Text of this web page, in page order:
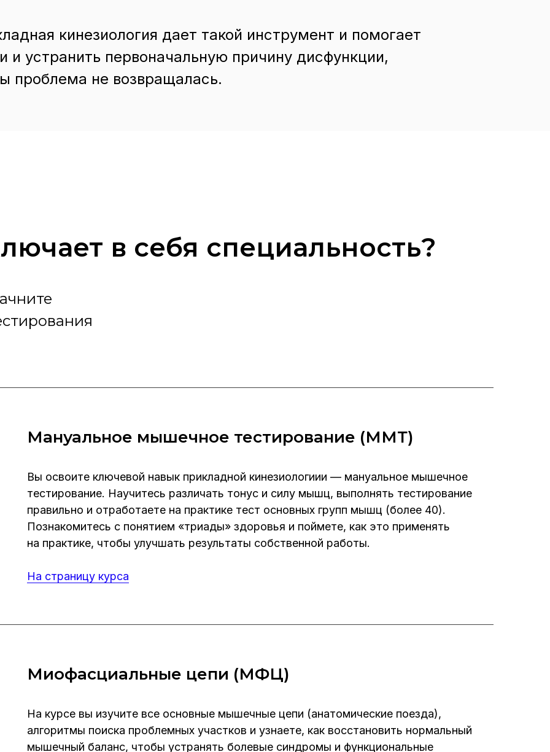
кинезиология дает такой инструмент и помогает
и устранить первоначальную причину дисфункции,
проблема не возвращалась.
в себя специальность?
Мануальное мышечное тестирование (ММТ)
Вы освоите ключевой навык прикладной кинезиологиии — мануальное мышечное
тестирование. Научитесь различать тонус и силу мышц, выполнять тестирование
правильно и отработаете на практике тест основных групп мышц (более 40).
Познакомитесь с понятием «триады» здоровья и поймете, как это применять
на практике, чтобы улучшать результаты собственной работы.
На страницу курса
Миофасциальные цепи (МФЦ)
На курсе вы изучите все основные мышечные цепи (анатомические поезда),
алгоритмы поиска проблемных участков и узнаете, как восстановить нормальный
мышечный баланс, чтобы устранять болевые синдромы и функциональные